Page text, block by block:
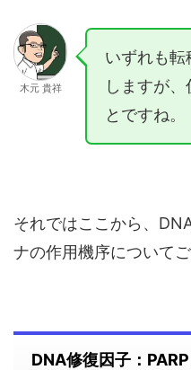
木元 貴祥
いずれも転
しますが
とですね。
それではここから、
ナの作用機序についてご
DNA修復因子：